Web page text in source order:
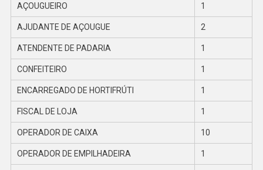
AÇOUGUEIRO 1
AJUDANTE DE AÇOUGUE 2
ATENDENTE DE PADARIA 1
CONFEITEIRO 1
ENCARREGADO DE HORTIFRÚTI 1
FISCAL DE LOJA 1
OPERADOR DE CAIXA 10
OPERADOR DE EMPILHADEIRA 1